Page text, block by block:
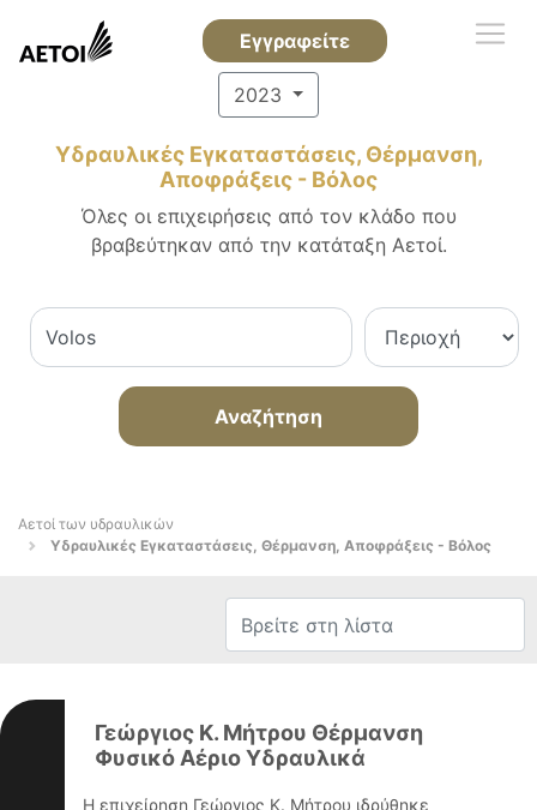
Εγγραφείτε
2023
Υδραυλικές Εγκαταστάσεις, Θέρμανση,
Αποφράξεις - Βόλος
Όλες οι επιχειρήσεις από τον κλάδο που
βραβεύτηκαν από την κατάταξη Αετοί.
Αναζήτηση
Αετοί των υδραυλικών
Υδραυλικές Εγκαταστάσεις, Θέρμανση, Αποφράξεις - Βόλος
Γεώργιος Κ. Μήτρου Θέρμανση
Φυσικό Αέριο Υδραυλικά
Η επιχείρηση Γεώργιος Κ. Μήτρου ιδρύθηκε